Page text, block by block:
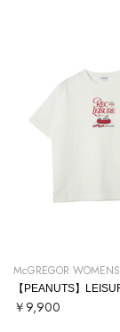
McGREGOR WOMENS
￥9,900